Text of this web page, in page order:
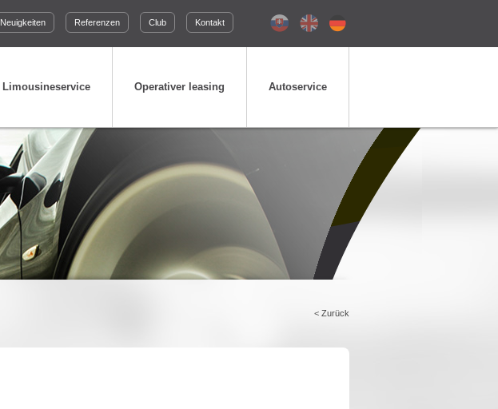
Neuigkeiten Referenzen Club Kontakt
Limousineservice Operativer leasing Autoservice
< Zurück